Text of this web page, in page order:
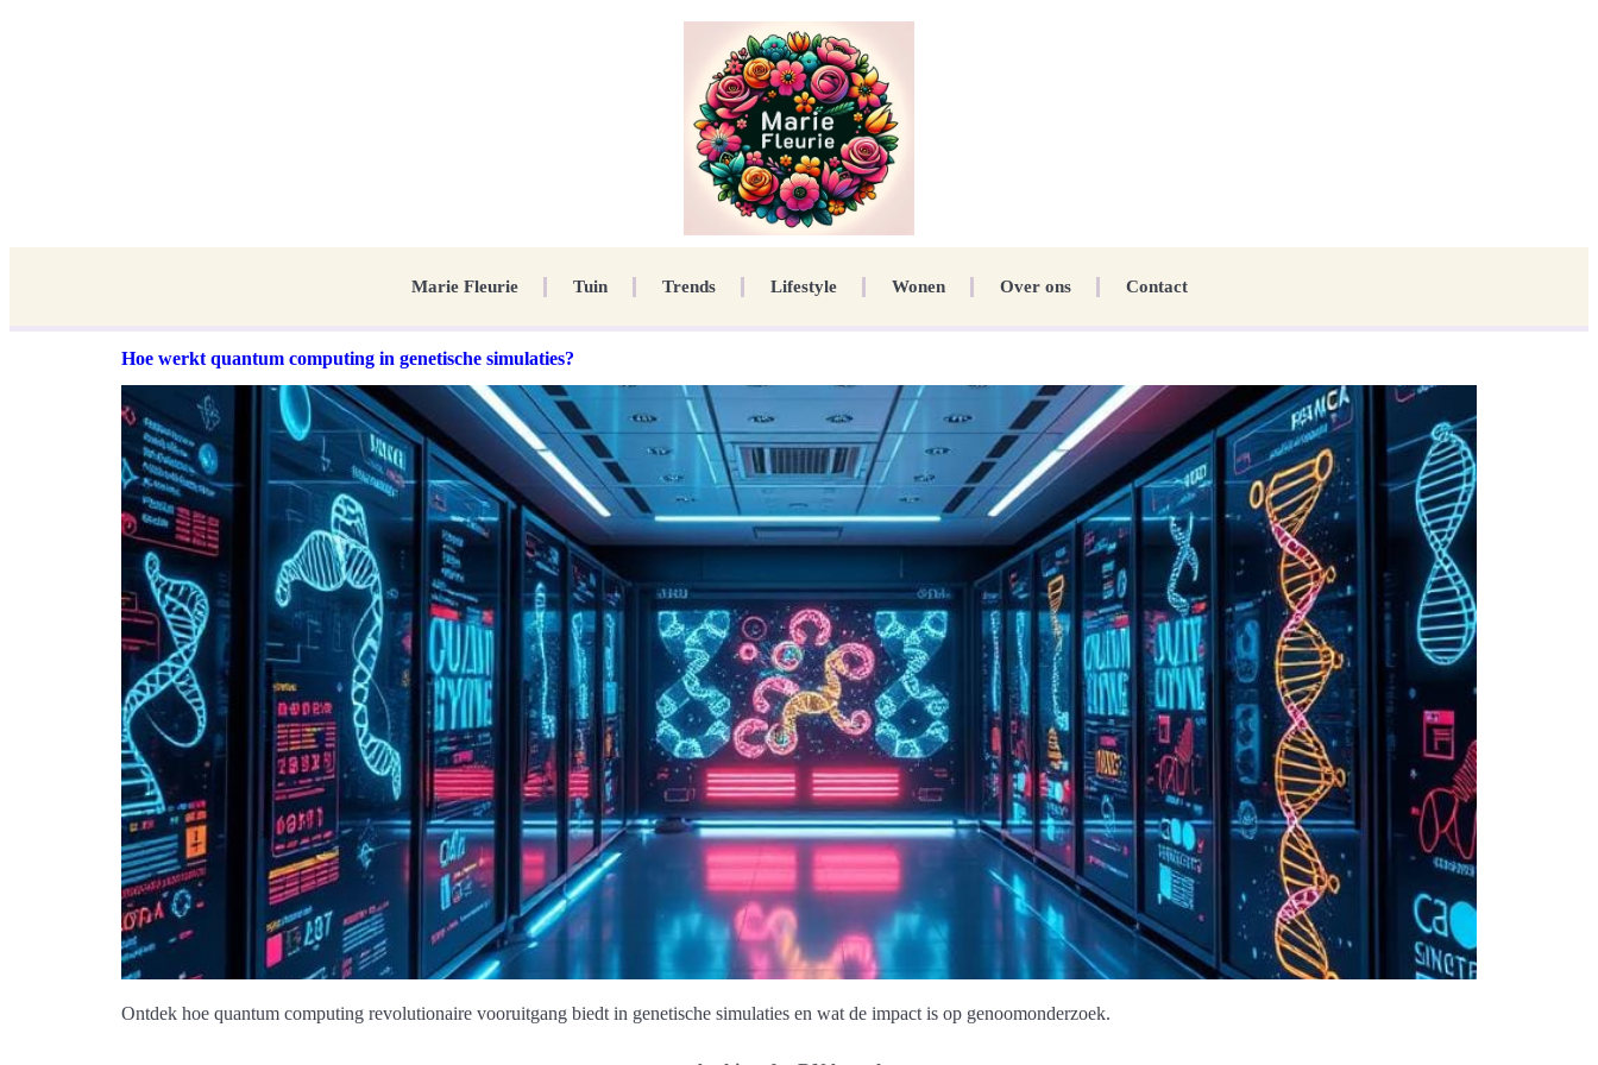
Marie Fleurie Tuin Trends Lifestyle Wonen Over ons Contact
Hoe werkt quantum computing in genetische simulaties?
Ontdek hoe quantum computing revolutionaire vooruitgang biedt in genetische simulaties en wat de impact is op genoomonderzoek.